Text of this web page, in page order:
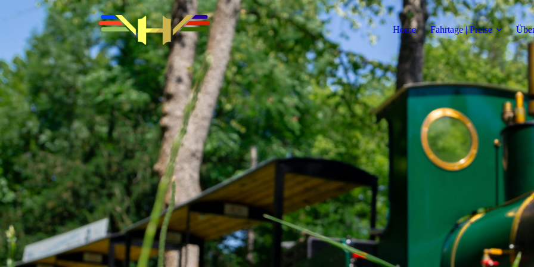
Home Fahrtage | Preise